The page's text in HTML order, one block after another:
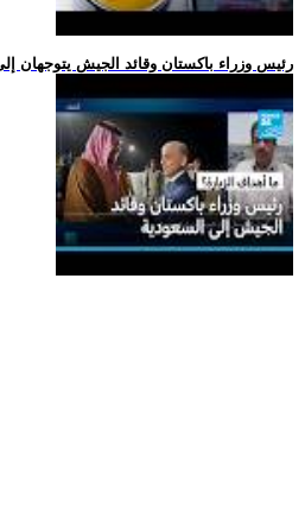
.. رئيس وزراء باكستان وقائد الجيش يتوجهان